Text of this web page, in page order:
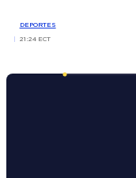
DEPORTES
21:24 ECT